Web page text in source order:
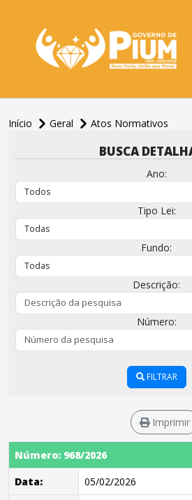
Início Geral
Atos Normativos
BUSCA
Ano:
Tipo Lei:
Fundo:
Descrição:
Número:
FILTRAR
Imprimir
Número: 968/2026
Data:
05/02/2026